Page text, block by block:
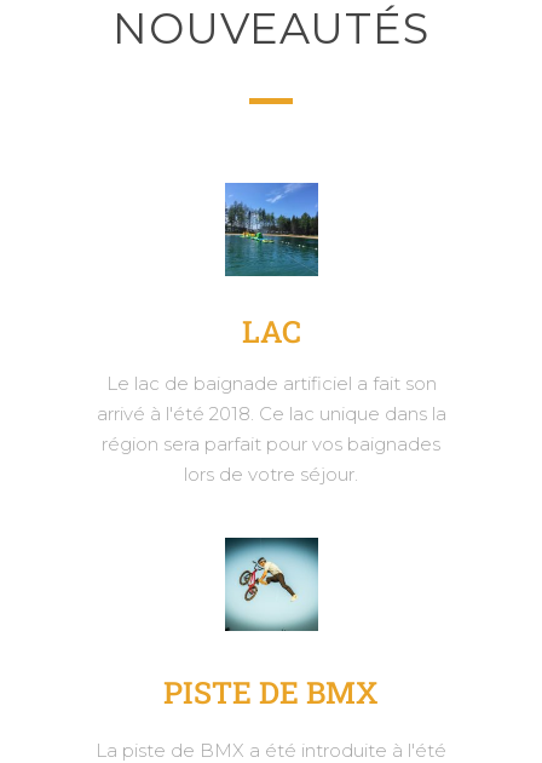
NOUVEAUTÉS
LAC
Le lac de baignade artificiel a fait son
arrivé à l'été 2018. Ce lac unique dans la
région sera parfait pour vos baignades
lors de votre séjour.
PISTE DE BMX
La piste de BMX a été introduite à l'été